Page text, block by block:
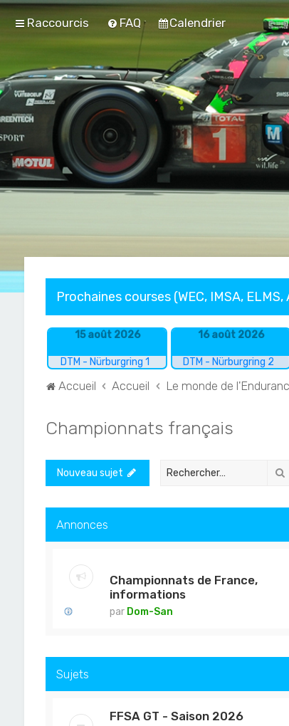
Raccourcis FAQ Calendrier
Prochaines courses (WEC, IMSA,
15 août 2026
DTM - Nürburgring 1
16 août 2026
DTM - Nürburgring 2
Accueil Accueil Le monde de
Championnats français
Nouveau sujet
Annonces
Championnats de France,
informations
par Dom-San
Sujets
FFSA GT - Saison 2026